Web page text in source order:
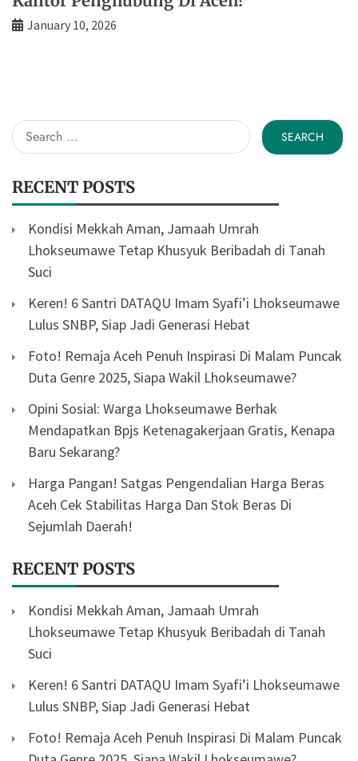
January 10, 2026
Search
for:
RECENT POSTS
Kondisi Mekkah Aman, Jamaah Umrah
Lhokseumawe Tetap Khusyuk Beribadah di Tanah
Suci
Keren! 6 Santri DATAQU Imam Syafi’i Lhokseumawe
Lulus SNBP, Siap Jadi Generasi Hebat
Foto! Remaja Aceh Penuh Inspirasi Di Malam Puncak
Duta Genre 2025, Siapa Wakil Lhokseumawe?
Opini Sosial: Warga Lhokseumawe Berhak
Mendapatkan Bpjs Ketenagakerjaan Gratis, Kenapa
Baru Sekarang?
Harga Pangan! Satgas Pengendalian Harga Beras
Aceh Cek Stabilitas Harga Dan Stok Beras Di
Sejumlah Daerah!
RECENT POSTS
Kondisi Mekkah Aman, Jamaah Umrah
Lhokseumawe Tetap Khusyuk Beribadah di Tanah
Suci
Keren! 6 Santri DATAQU Imam Syafi’i Lhokseumawe
Lulus SNBP, Siap Jadi Generasi Hebat
Foto! Remaja Aceh Penuh Inspirasi Di Malam Puncak